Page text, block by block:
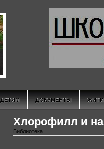
ДЕТЯМ ДОКУМЕНТЫ
Хлорофилл и
Библиотека